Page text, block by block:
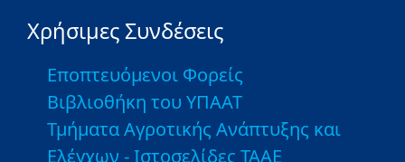
Χρήσιμες Συνδέσεις
Εποπτευόμενοι Φορείς
Βιβλιοθήκη του ΥΠΑΑΤ
Τμήματα Αγροτικής Ανάπτυξης και
Ελέγχων - Ιστοσελίδες ΤΑΑΕ